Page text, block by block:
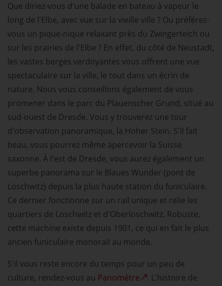
Que diriez-vous d'une balade en bateau à vapeur le
long de l'Elbe, avec vue sur la vieille ville ? Ou préférez-
vous un pique-nique relaxant près du Zwingerteich ou
sur les prairies de l'Elbe ? En effet, du côté de Neustadt,
les vastes berges verdoyantes vous offrent une vue
spectaculaire sur la ville, le tout dans un écrin de
nature. Nous vous conseillons également de vous
promener dans le parc du Plauenscher Grund, situé au
sud-ouest de Dresde. Vous y trouverez une tour
d'observation panoramique, la Hoher Stein. S'il fait
beau, vous pourrez même apercevoir la Suisse
saxonne. À l'est de Dresde, vous aurez également un
superbe panorama sur le Blaues Wunder (pont de
Loschwitz) depuis la plus haute station du funiculaire.
Ce dernier fonctionne sur un rail unique et relie les
quartiers de Loschwitz et d'Oberloschwitz. Robuste,
cette machine existe depuis 1901, ce qui en fait le plus
ancien funiculaire monorail au monde.
S'il vous reste encore du temps pour un peu de
culture, rendez-vous au Panomètre
. L'histoire de